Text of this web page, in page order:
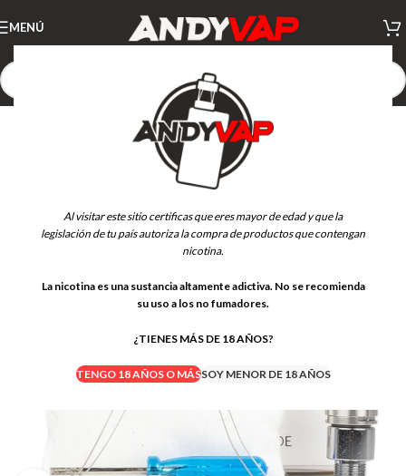
Al visitar este sitio certificas que eres mayor de edad y que la
legislación de tu país autoriza la compra de productos que contengan
nicotina.
La nicotina es una sustancia altamente adictiva. No se recomienda
su uso a los no fumadores.
¿TIENES MÁS DE 18 AÑOS?
TENGO 18 AÑOS O MÁSSOY MENOR DE 18 AÑOS
MENÚ